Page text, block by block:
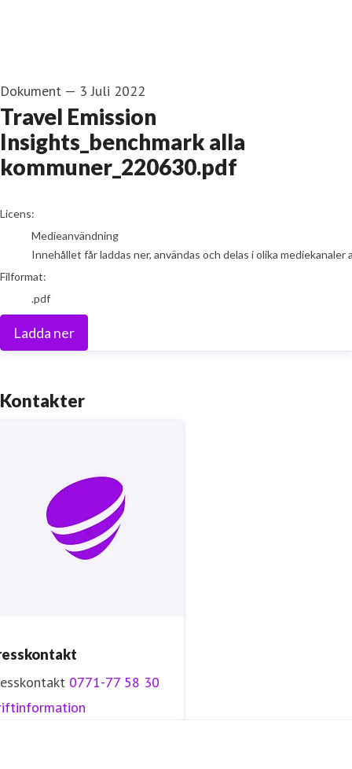
Dokument — 3 Juli 2022
Travel Emission
Insights_benchmark alla
kommuner_220630.pdf
go to media item
Licens:
Medieanvändning
Innehållet får laddas ner, användas och delas i olika
Filformat:
.pdf
Ladda ner
Kontakter
0771-77 58 30